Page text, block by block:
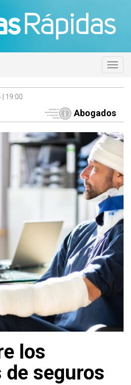
| 19:00
Abogados
los
de seguros